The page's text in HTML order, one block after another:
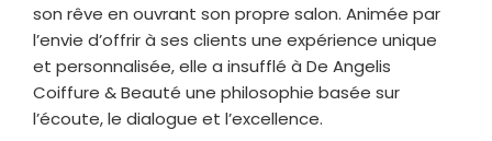
son rêve en ouvrant son propre salon. Animée par
l’envie d’offrir à ses clients une expérience unique
et personnalisée, elle a insufflé à De Angelis
Coiffure & Beauté une philosophie basée sur
l’écoute, le dialogue et l’excellence.